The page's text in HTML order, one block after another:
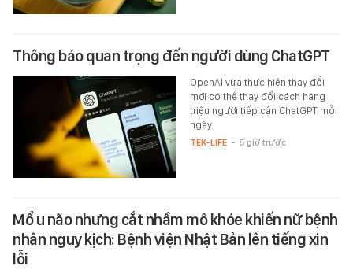
Thông báo quan trọng đến người dùng ChatGPT
OpenAI vừa thực hiện thay đổi
mới có thể thay đổi cách hàng
triệu người tiếp cận ChatGPT mỗi
ngày.
TEK-LIFE - 5 giờ trước
Mổ u não nhưng cắt nhầm mô khỏe khiến nữ bệnh
nhân nguy kịch: Bệnh viện Nhật Bản lên tiếng xin
lỗi